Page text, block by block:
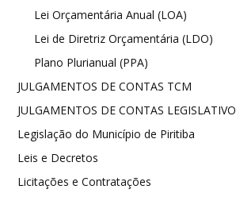
Lei Orçamentária Anual (LOA)
Lei de Diretriz Orçamentária (LDO)
Plano Plurianual (PPA)
JULGAMENTOS DE CONTAS TCM
JULGAMENTOS DE CONTAS LEGISLATIVO
Legislação do Município de Piritiba
Leis e Decretos
Licitações e Contratações